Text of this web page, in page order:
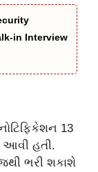
in Interview
13
આવી હતી.
ભરી શકાશે